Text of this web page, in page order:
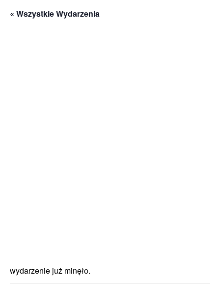
« Wszystkie Wydarzenia
wydarzenie już minęło.